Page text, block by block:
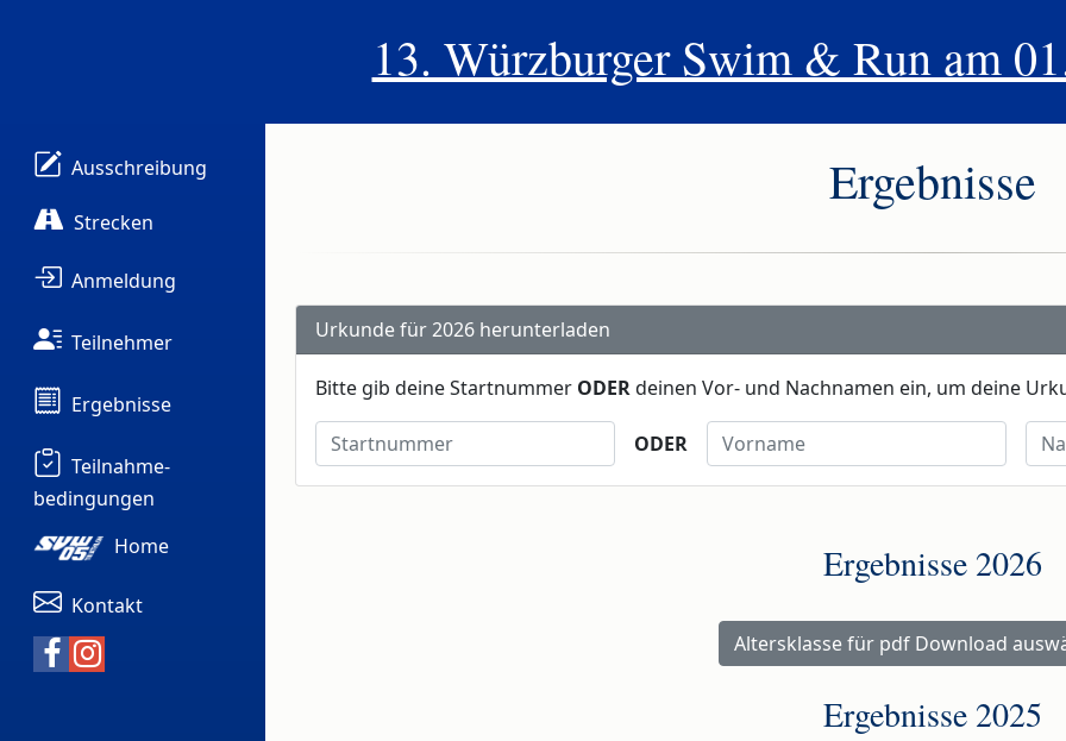
13. Würzburger Swim & Run am
Ausschreibung
Strecken
Anmeldung
Teilnehmer
Ergebnisse
Teilnahme-
bedingungen
Home
Kontakt
Ergebnisse
Urkunde für 2026 herunterladen
Bitte gib deine Startnummer ODERdeinen Vor- und Nachnamen ein, um deine
Startnummer
ODER Vorname
Ergebnisse 2026
Altersklasse für pdf Download
Ergebnisse 2025